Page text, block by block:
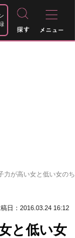
力が高い女と低い女のち
日：2016.03.24 16:12
と低い女